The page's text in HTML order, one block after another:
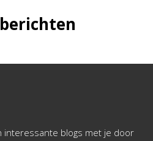
interessante blogs met je door